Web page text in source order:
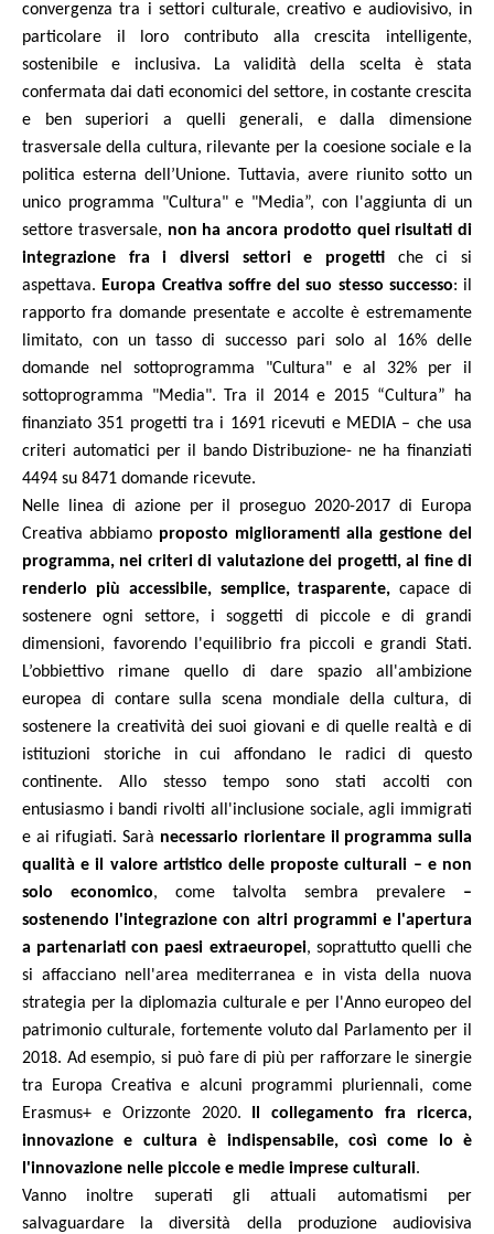
convergenza tra i settori culturale, creativo e audiovisivo, in
particolare il loro contributo alla crescita intelligente,
sostenibile e inclusiva. La validità della scelta è stata
confermata dai dati economici del settore, in costante crescita
e ben superiori a quelli generali, e dalla dimensione
trasversale della cultura, rilevante per la coesione sociale e la
politica esterna dell’Unione. Tuttavia, avere riunito sotto un
unico programma "Cultura" e "Media”, con l'aggiunta di un
settore trasversale, non ha ancora prodotto quei risultati di
integrazione fra i diversi settori e progetti che ci si
aspettava. Europa Creativa soffre del suo stesso successo: il
rapporto fra domande presentate e accolte è estremamente
limitato, con un tasso di successo pari solo al 16% delle
domande nel sottoprogramma "Cultura" e al 32% per il
sottoprogramma "Media". Tra il 2014 e 2015 “Cultura” ha
finanziato 351 progetti tra i 1691 ricevuti e MEDIA – che usa
criteri automatici per il bando Distribuzione- ne ha finanziati
4494 su 8471 domande ricevute.
Nelle linea di azione per il proseguo 2020-2017 di Europa
Creativa abbiamo proposto miglioramenti alla gestione del
programma, nei criteri di valutazione dei progetti, al fine di
renderlo più accessibile, semplice, trasparente, capace di
sostenere ogni settore, i soggetti di piccole e di grandi
dimensioni, favorendo l'equilibrio fra piccoli e grandi Stati.
L’obbiettivo rimane quello di dare spazio all'ambizione
europea di contare sulla scena mondiale della cultura, di
sostenere la creatività dei suoi giovani e di quelle realtà e di
istituzioni storiche in cui affondano le radici di questo
continente. Allo stesso tempo sono stati accolti con
entusiasmo i bandi rivolti all'inclusione sociale, agli immigrati
e ai rifugiati. Sarà necessario riorientare il programma sulla
qualità e il valore artistico delle proposte culturali – e non
solo economico, come talvolta sembra prevalere –
sostenendo l'integrazione con altri programmi e l'apertura
a partenariati con paesi extraeuropei, soprattutto quelli che
si affacciano nell'area mediterranea e in vista della nuova
strategia per la diplomazia culturale e per l'Anno europeo del
patrimonio culturale, fortemente voluto dal Parlamento per il
2018. Ad esempio, si può fare di più per rafforzare le sinergie
tra Europa Creativa e alcuni programmi pluriennali, come
Erasmus+ e Orizzonte 2020. Il collegamento fra ricerca,
innovazione e cultura è indispensabile, così come lo è
l'innovazione nelle piccole e medie imprese culturali.
Vanno inoltre superati gli attuali automatismi per
salvaguardare la diversità della produzione audiovisiva